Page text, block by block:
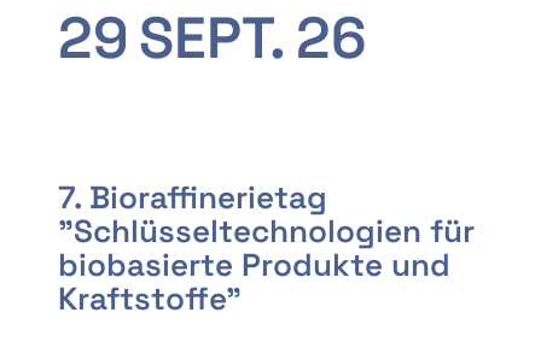
29SEPT. 26
7. Bioraffinerietag
"Schlüsseltechnologien für
biobasierte Produkte und
Kraftstoffe"